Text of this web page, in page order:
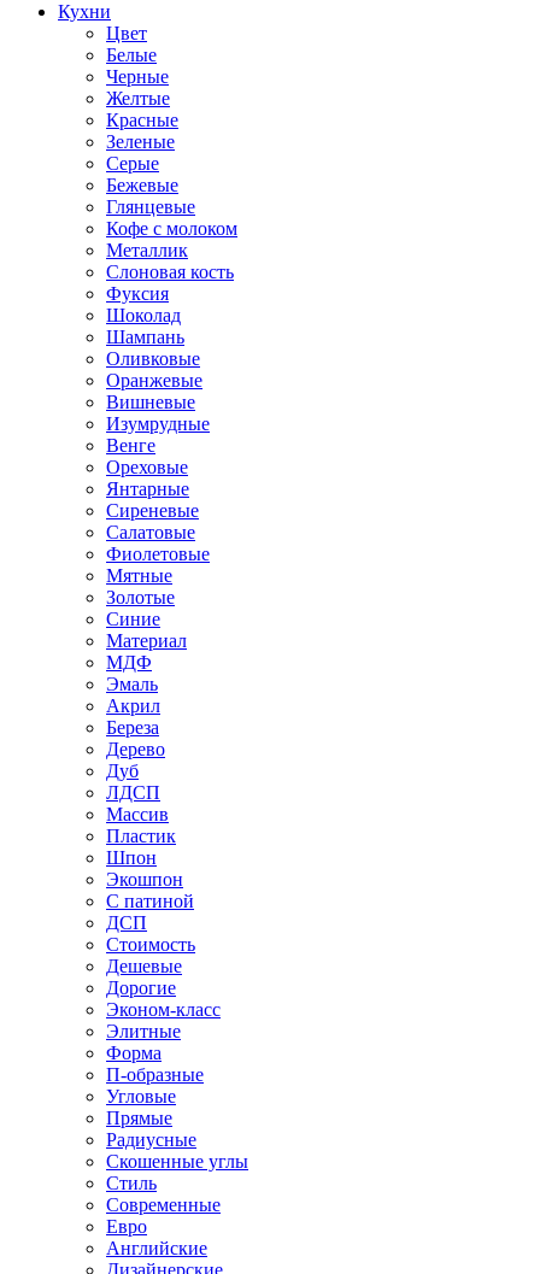
Кухни
Цвет
Белые
Черные
Желтые
Красные
Зеленые
Серые
Бежевые
Глянцевые
Кофе с молоком
Металлик
Слоновая кость
Фуксия
Шоколад
Шампань
Оливковые
Оранжевые
Вишневые
Изумрудные
Венге
Ореховые
Янтарные
Сиреневые
Салатовые
Фиолетовые
Мятные
Золотые
Синие
Материал
МДФ
Эмаль
Акрил
Береза
Дерево
Дуб
ЛДСП
Массив
Пластик
Шпон
Экошпон
С патиной
ДСП
Стоимость
Дешевые
Дорогие
Эконом-класс
Элитные
Форма
П-образные
Угловые
Прямые
Радиусные
Скошенные углы
Стиль
Современные
Евро
Английские
Дизайнерские